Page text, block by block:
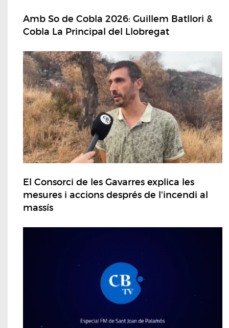
Amb So de Cobla 2026: Guillem Batllori &
Cobla La Principal del Llobregat
El Consorci de les Gavarres explica les
mesures i accions després de l'incendi al
massís